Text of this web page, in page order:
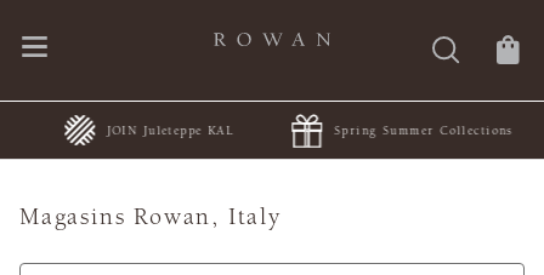
JOIN Juleteppe KAL Spring Summer Collections
Magasins Rowan, Italy